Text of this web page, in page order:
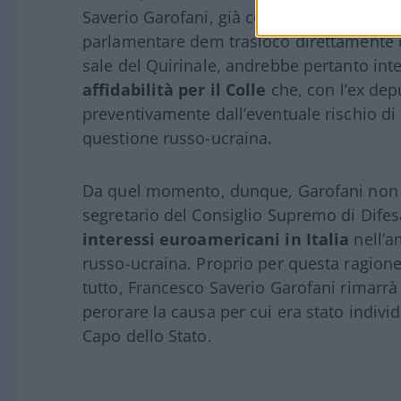
Saverio Garofani, già consigliere di
parlamentare dem traslocò
sale del Quirinale, andrebbe pertanto
affidabilità per il Colle che, con l’ex
preventivamente dall’eventuale rischio
questione russo-ucraina.
Da quel momento, dunque, Garofani
segretario del Consiglio Supremo di
interessi euroamericani in Italia
russo-ucraina. Proprio per questa
tutto, Francesco Saverio Garofani
perorare la causa per cui era stato
Capo dello Stato.